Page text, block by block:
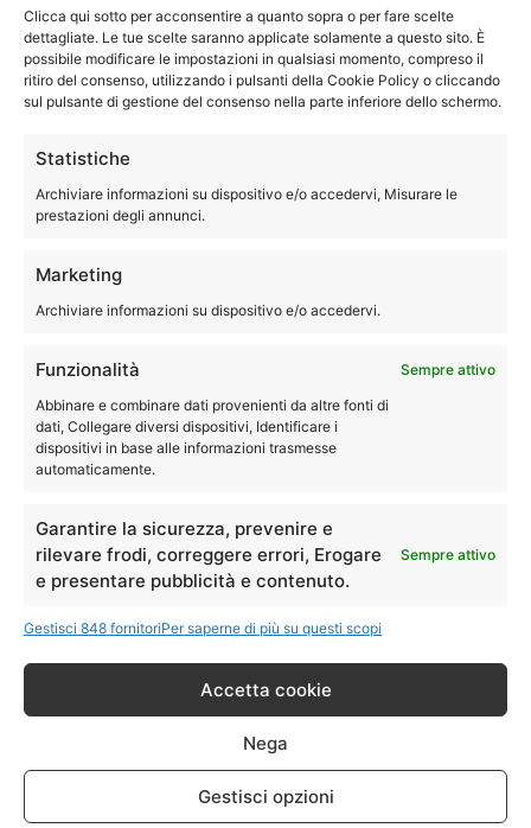
Clicca qui sotto per acconsentire a quanto sopra o per fare scelte
dettagliate. Le tue scelte saranno applicate solamente a questo sito. È
possibile modificare le impostazioni in qualsiasi momento, compreso il
ritiro del consenso, utilizzando i pulsanti della Cookie Policy o cliccando
sul pulsante di gestione del consenso nella parte inferiore dello schermo.
Statistiche
Archiviare informazioni su dispositivo e/o accedervi, Misurare le
prestazioni degli annunci.
Marketing
Archiviare informazioni su dispositivo e/o accedervi.
Funzionalità
Sempre attivo
Abbinare e combinare dati provenienti da altre fonti di
dati, Collegare diversi dispositivi, Identificare i
dispositivi in base alle informazioni trasmesse
automaticamente.
Garantire la sicurezza, prevenire e
rilevare frodi, correggere errori, Erogare
e presentare pubblicità e contenuto.
Sempre attivo
Gestisci 848 fornitoriPer saperne di più su questi scopi
Accetta cookie
Nega
Gestisci opzioni
asciugatrice direttamente a domicilio.
051-0040244
Assistenza Whirlpool Galliera
Lavastoviglie Fuori Garanzia.
La tua lavastoviglie Whirlpool® ti da dei problemi? Non lava
specializzati nel campo riparazione e assistenza
lavastoviglie di marca Whirlpool
Chiama e prenota un tecnico specializzato di Elettrodom